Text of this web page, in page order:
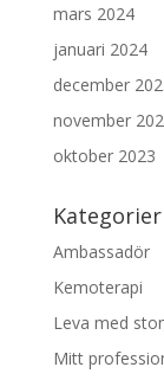
mars 2024
januari 2024
december
november
oktober 2023
Kategorier
Ambassadör
Kemoterapi
Leva med
Mitt